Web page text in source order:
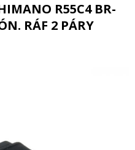
R55C4 BR-
RÁF 2 PÁRY